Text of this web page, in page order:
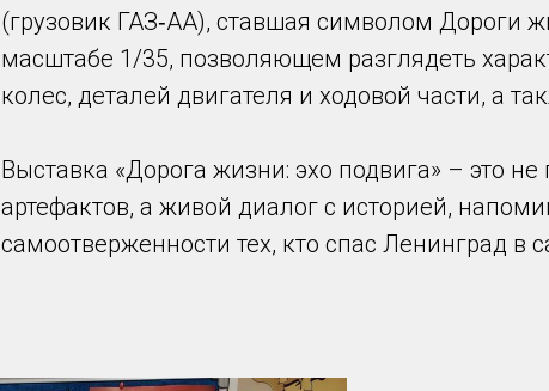
(грузовик ГАЗ‑АА), ставшая символом Дороги
масштабе 1/35, позволяющем разглядеть
колес, деталей двигателя и ходовой части, а
Выставка «Дорога жизни: эхо подвига» – это
артефактов, а живой диалог с историей,
самоотверженности тех, кто спас Ленинград